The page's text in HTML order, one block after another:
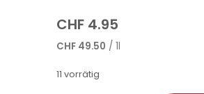
CHF 4.95
CHF 49.50 / 1l
11 vorrätig